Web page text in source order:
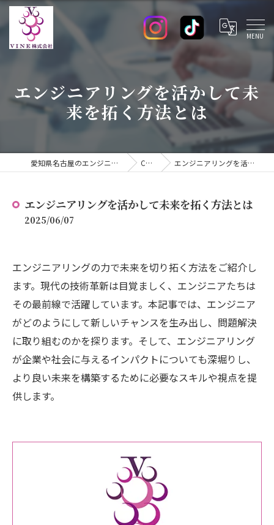
エンジニアリングを活かして未
来を拓く方法とは
愛知県名古屋のエンジニアの求人ならVINE株式会社 COLUMN エンジニアリングを活かして未来を拓く方法とは
エンジニアリングを活かして未来を拓く方法とは
2025/06/07
エンジニアリングの力で未来を切り拓く方法をご紹介し
ます。現代の技術革新は目覚ましく、エンジニアたちは
その最前線で活躍しています。本記事では、エンジニア
がどのようにして新しいチャンスを生み出し、問題解決
に取り組むのかを探ります。そして、エンジニアリング
が企業や社会に与えるインパクトについても深堀りし、
より良い未来を構築するために必要なスキルや視点を提
供します。